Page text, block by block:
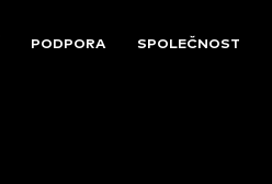
PODPORA SPOLEČNOST